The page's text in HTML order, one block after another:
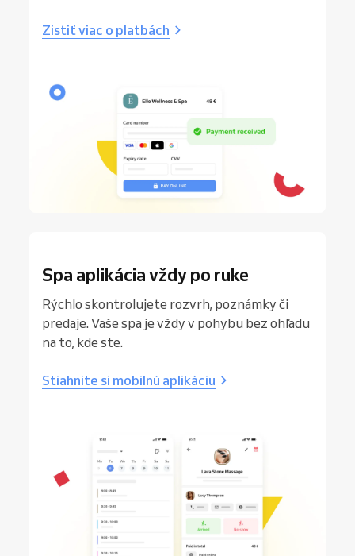
Zistiť viac o platbách
Spa aplikácia vždy po ruke
Rýchlo skontrolujete rozvrh, poznámky či
predaje. Vaše spa je vždy v pohybu bez ohľadu
na to, kde ste.
Stiahnite si mobilnú aplikáciu